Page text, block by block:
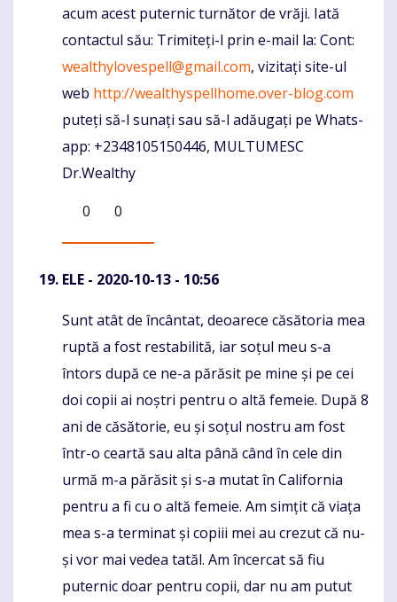
acum acest puternic turnător de vrăji. Iată
contactul său: Trimiteți-l prin e-mail la: Cont:
wealthylovespell@gmail.com, vizitați site-ul
web http://wealthyspellhome.over-blog.com
puteți să-l sunați sau să-l adăugați pe Whats-
app: +2348105150446, MULTUMESC
Dr.Wealthy
0
0
ELE - 2020-10-13 - 10:56
Komentaras
Sunt atât de încântat, deoarece căsătoria mea
ruptă a fost restabilită, iar soțul meu s-a
întors după ce ne-a părăsit pe mine și pe cei
doi copii ai noștri pentru o altă femeie. După 8
ani de căsătorie, eu și soțul nostru am fost
într-o ceartă sau alta până când în cele din
urmă m-a părăsit și s-a mutat în California
pentru a fi cu o altă femeie. Am simțit că viața
mea s-a terminat și copiii mei au crezut că nu-
și vor mai vedea tatăl. Am încercat să fiu
puternic doar pentru copii, dar nu am putut